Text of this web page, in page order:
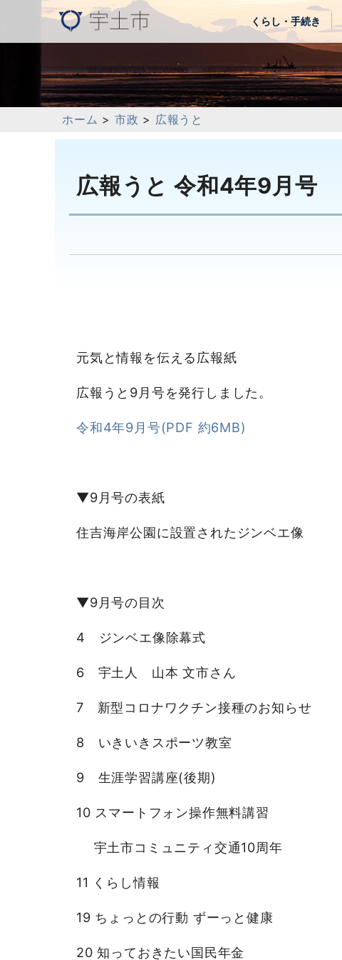
くらし・手続き
ホーム > 市政 > 広報うと
広報うと 令和4年9月号
元気と情報を伝える広報紙
広報うと9月号を発行しました。
令和4年9月号(PDF 約6MB)
▼9月号の表紙
住吉海岸公園に設置されたジンベエ像
▼9月号の目次
4 ジンベエ像除幕式
6 宇土人 山本 文市さん
7 新型コロナワクチン接種のお知らせ
8 いきいきスポーツ教室
9 生涯学習講座(後期)
10 スマートフォン操作無料講習
宇土市コミュニティ交通10周年
11 くらし情報
19 ちょっとの行動 ずーっと健康
20 知っておきたい国民年金